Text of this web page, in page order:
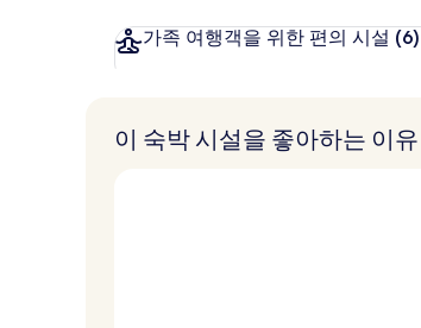
가족 여행객을 위한 편의 시설 (6)
이 숙박 시설을 좋아하는 이유